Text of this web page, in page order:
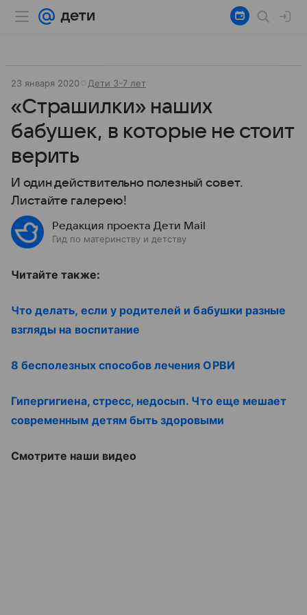
23 января 2020 Дети 3-7 лет
«Cтрашилки» наших
бабушек, в которые не стоит
верить
И один действительно полезный совет.
Листайте галерею!
Редакция проекта Дети Mail
Гид по материнству и детству
Читайте также:
Что делать, если у родителей и бабушки разные
взгляды на воспитание
8 бесполезных способов лечения ОРВИ
Гипергигиена, стресс, недосып. Что еще мешает
современным детям быть здоровыми
Смотрите наши видео